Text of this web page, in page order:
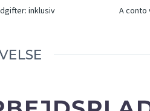
: inklusiv A conto